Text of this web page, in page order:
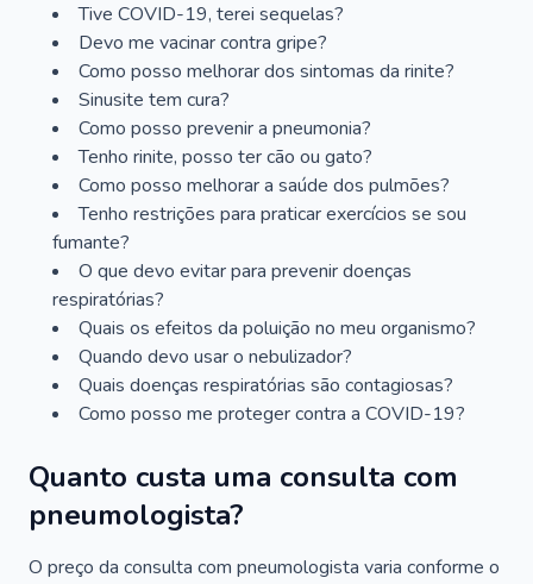
Tive COVID-19, terei sequelas?
Devo me vacinar contra gripe?
Como posso melhorar dos sintomas da rinite?
Sinusite tem cura?
Como posso prevenir a pneumonia?
Tenho rinite, posso ter cão ou gato?
Como posso melhorar a saúde dos pulmões?
Tenho restrições para praticar exercícios se sou
fumante?
O que devo evitar para prevenir doenças
respiratórias?
Quais os efeitos da poluição no meu organismo?
Quando devo usar o nebulizador?
Quais doenças respiratórias são contagiosas?
Como posso me proteger contra a COVID-19?
Quanto custa uma consulta com
pneumologista?
O preço da consulta com pneumologista varia conforme o